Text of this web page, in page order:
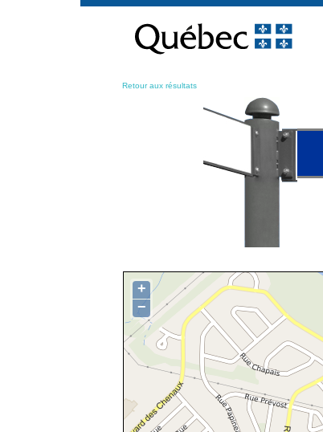
contenu
Retour aux résultats
+
−